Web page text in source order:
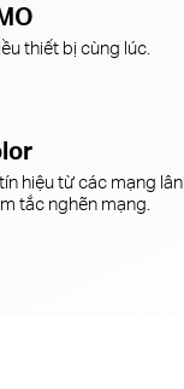
thiết bị cùng lúc.
hiệu từ các mạng lân
tắc nghẽn mạng.